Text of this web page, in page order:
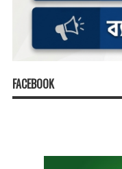
FACEBOOK